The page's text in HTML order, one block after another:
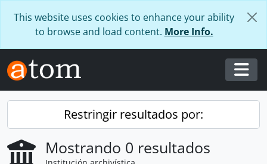
This website uses cookies to enhance your ability
to browse and load content. More Info.
Restringir resultados por:
Mostrando 0 resultados